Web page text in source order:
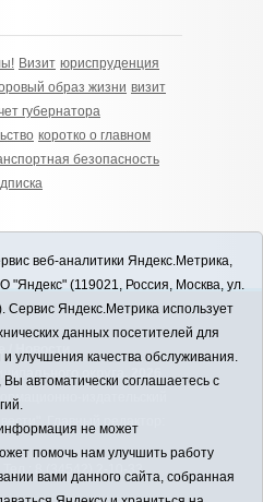
Визит юриспруденция
образ жизни визит
губернатора
коротко о главном
безопасность
Новости
округа, 2026
издательский
Главный редактор:
Тел.: 8 (34542) 2-10-33
веб-аналитики Яндекс.Метрика,
(119021, Россия, Москва, ул.
Сервис Яндекс.Метрика использует
данных посетителей для
улучшения качества обслуживания.
автоматически соглашаетесь с
не может
помочь нам улучшить работу
вами данного сайта, собранная